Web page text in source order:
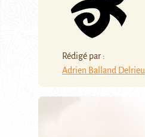
Rédigé par :
Adrien Balland Delrieu